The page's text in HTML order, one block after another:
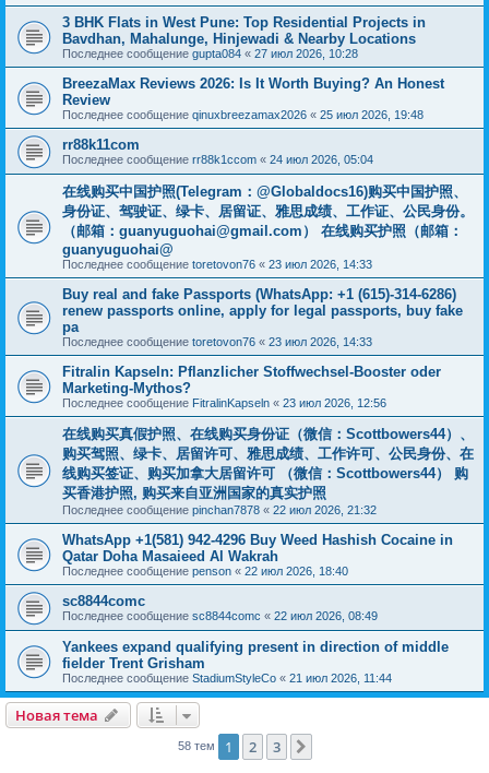
3 BHK Flats in West Pune: Top Residential Projects in
Bavdhan, Mahalunge, Hinjewadi & Nearby Locations
Последнее сообщение gupta084 « 27 июл 2026, 10:28
BreezaMax Reviews 2026: Is It Worth Buying? An Honest
Review
Последнее сообщение qinuxbreezamax2026 « 25 июл 2026, 19:48
rr88k11com
Последнее сообщение rr88k1ccom « 24 июл 2026, 05:04
在线购买中国护照(Telegram：@Globaldocs16)购买中国护照、
身份证、驾驶证、绿卡、居留证、雅思成绩、工作证、公民身份。
（邮箱： guanyuguohai@gmail.com ） 在线购买护照（邮箱：
guanyuguohai@
Последнее сообщение toretovon76 « 23 июл 2026, 14:33
Buy real and fake Passports (WhatsApp: +1 (615)-314-6286)
renew passports online, apply for legal passports, buy fake
pa
Последнее сообщение toretovon76 « 23 июл 2026, 14:33
Fitralin Kapseln: Pflanzlicher Stoffwechsel-Booster oder
Marketing-Mythos?
Последнее сообщение FitralinKapseln « 23 июл 2026, 12:56
在线购买真假护照、在线购买身份证（微信：Scottbowers44）、
购买驾照、绿卡、居留许可、雅思成绩、工作许可、公民身份、在
线购买签证、购买加拿大居留许可 （微信：Scottbowers44） 购
买香港护照, 购买来自亚洲国家的真实护照
Последнее сообщение pinchan7878 « 22 июл 2026, 21:32
WhatsApp +1(581) 942-4296 Buy Weed Hashish Cocaine in
Qatar Doha Masaieed Al Wakrah
Последнее сообщение penson « 22 июл 2026, 18:40
sc8844comc
Последнее сообщение sc8844comc « 22 июл 2026, 08:49
Yankees expand qualifying present in direction of middle
fielder Trent Grisham
Последнее сообщение StadiumStyleCo « 21 июл 2026, 11:44
Новая тема
58 тем 1 2 3